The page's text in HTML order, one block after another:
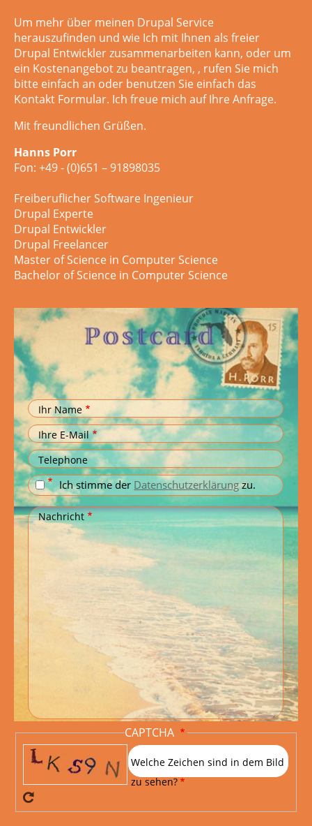
Um mehr über meinen Drupal Service
herauszufinden und wie Ich mit Ihnen als freier
Drupal Entwickler zusammenarbeiten kann, oder um
ein Kostenangebot zu beantragen, , rufen Sie mich
bitte einfach an oder benutzen Sie einfach das
Kontakt Formular. Ich freue mich auf Ihre Anfrage.
Mit freundlichen Grüßen.
Hanns Porr
Fon: +49 - (0)651 – 91898035
Freiberuflicher Software Ingenieur
Drupal Experte
Drupal Entwickler
Drupal Freelancer
Master of Science in Computer Science
Bachelor of Science in Computer Science
Ihr Name
Ihre E-Mail
Telephone
Ich stimme der Datenschutzerklärungzu.
Nachricht
CAPTCHA
Welche Zeichen sind in dem Bild
zu sehen?